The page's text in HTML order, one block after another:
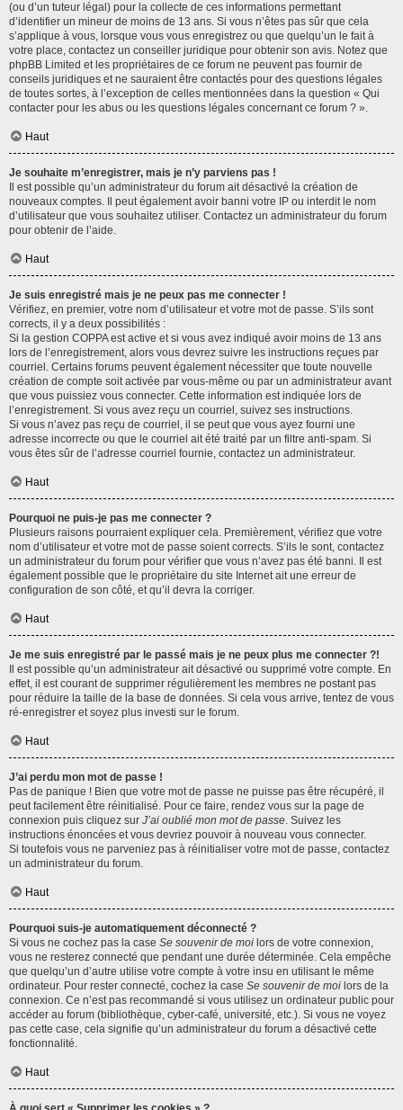
(ou d’un tuteur légal) pour la collecte de ces informations permettant
d’identifier un mineur de moins de 13 ans. Si vous n’êtes pas sûr que cela
s’applique à vous, lorsque vous vous enregistrez ou que quelqu’un le fait à
votre place, contactez un conseiller juridique pour obtenir son avis. Notez que
phpBB Limited et les propriétaires de ce forum ne peuvent pas fournir de
conseils juridiques et ne sauraient être contactés pour des questions légales
de toutes sortes, à l’exception de celles mentionnées dans la question « Qui
contacter pour les abus ou les questions légales concernant ce forum ? ».
Haut
Je souhaite m’enregistrer, mais je n’y parviens pas !
Il est possible qu’un administrateur du forum ait désactivé la création de
nouveaux comptes. Il peut également avoir banni votre IP ou interdit le nom
d’utilisateur que vous souhaitez utiliser. Contactez un administrateur du forum
pour obtenir de l’aide.
Haut
Je suis enregistré mais je ne peux pas me connecter !
Vérifiez, en premier, votre nom d’utilisateur et votre mot de passe. S’ils sont
corrects, il y a deux possibilités :
Si la gestion COPPA est active et si vous avez indiqué avoir moins de 13 ans
lors de l’enregistrement, alors vous devrez suivre les instructions reçues par
courriel. Certains forums peuvent également nécessiter que toute nouvelle
création de compte soit activée par vous-même ou par un administrateur avant
que vous puissiez vous connecter. Cette information est indiquée lors de
l’enregistrement. Si vous avez reçu un courriel, suivez ses instructions.
Si vous n’avez pas reçu de courriel, il se peut que vous ayez fourni une
adresse incorrecte ou que le courriel ait été traité par un filtre anti-spam. Si
vous êtes sûr de l’adresse courriel fournie, contactez un administrateur.
Haut
Pourquoi ne puis-je pas me connecter ?
Plusieurs raisons pourraient expliquer cela. Premièrement, vérifiez que votre
nom d’utilisateur et votre mot de passe soient corrects. S’ils le sont, contactez
un administrateur du forum pour vérifier que vous n’avez pas été banni. Il est
également possible que le propriétaire du site Internet ait une erreur de
configuration de son côté, et qu’il devra la corriger.
Haut
Je me suis enregistré par le passé mais je ne peux plus me connecter ?!
Il est possible qu’un administrateur ait désactivé ou supprimé votre compte. En
effet, il est courant de supprimer régulièrement les membres ne postant pas
pour réduire la taille de la base de données. Si cela vous arrive, tentez de vous
ré-enregistrer et soyez plus investi sur le forum.
Haut
J’ai perdu mon mot de passe !
Pas de panique ! Bien que votre mot de passe ne puisse pas être récupéré, il
peut facilement être réinitialisé. Pour ce faire, rendez vous sur la page de
connexion puis cliquez sur J’ai oublié mon mot de passe. Suivez les
instructions énoncées et vous devriez pouvoir à nouveau vous connecter.
Si toutefois vous ne parveniez pas à réinitialiser votre mot de passe, contactez
un administrateur du forum.
Haut
Pourquoi suis-je automatiquement déconnecté ?
Si vous ne cochez pas la case Se souvenir de moi lors de votre connexion,
vous ne resterez connecté que pendant une durée déterminée. Cela empêche
que quelqu’un d’autre utilise votre compte à votre insu en utilisant le même
ordinateur. Pour rester connecté, cochez la case Se souvenir de moi lors de la
connexion. Ce n’est pas recommandé si vous utilisez un ordinateur public pour
accéder au forum (bibliothèque, cyber-café, université, etc.). Si vous ne voyez
pas cette case, cela signifie qu’un administrateur du forum a désactivé cette
fonctionnalité.
Haut